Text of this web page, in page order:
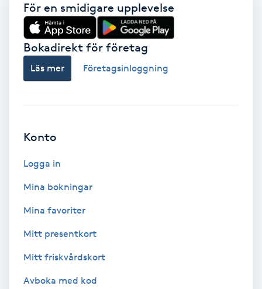
Katun fransar
Kemisk peeling
Keratinbehandling
Kinesiologi
Kinesisk medicin
Kiropraktik
Klangmassage
Klippning
För en smidigare upplevelse
Bokadirekt för företag
Läs mer Företagsinloggning
Konto
Logga in
Mina bokningar
Mina favoriter
Mitt presentkort
Mitt friskvårdskort
Avboka med kod